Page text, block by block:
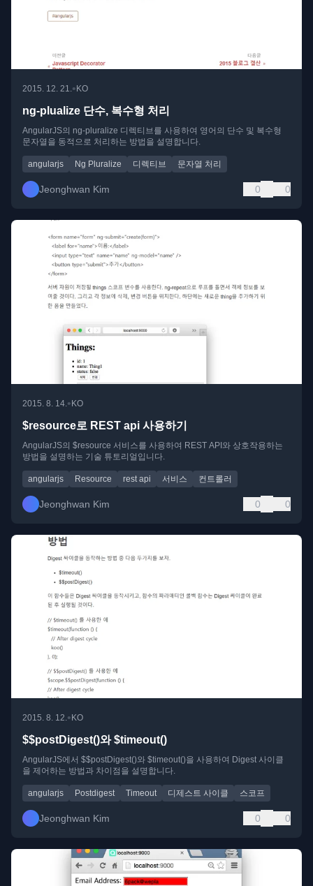
2015. 12. 21.• KO
ng-plualize 단수, 복수형 처리
AngularJS의 ng-pluralize 디렉티브를 사용하여 영어의 단수 및 복수형
문자열을 동적으로 처리하는 방법을 설명합니다.
angularjs Ng Pluralize 디렉티브 문자열 처리
Jeonghwan Kim 0 0
2015. 8. 14. •KO
$resource로 REST api 사용하기
AngularJS의 $resource 서비스를 사용하여 REST API와 상호작용하는
방법을 설명하는 기술 튜토리얼입니다.
angularjs Resource rest api 서비스 컨트롤러
Jeonghwan Kim 0 0
2015. 8. 12.• KO
$$postDigest()와 $timeout()
AngularJS에서 $$postDigest()와 $timeout()을 사용하여 Digest 사이클
을 제어하는 방법과 차이점을 설명합니다.
angularjs Postdigest Timeout 디제스트 사이클 스코프
Jeonghwan Kim 0 0